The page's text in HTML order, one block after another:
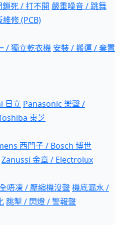
鎖死 / 打不開 嚴重噪音 / 跳舞
修 (PCB)
/ 獨立乾衣機 安裝 / 搬運 / 棄置
日立 Panasonic 樂聲 /
東芝
西門子 / Bosch 博世
Zanussi 金章 / Electrolux
唔凍 / 壓縮機沒聲 機底漏水 /
跳掣 / 閃燈 / 警報聲